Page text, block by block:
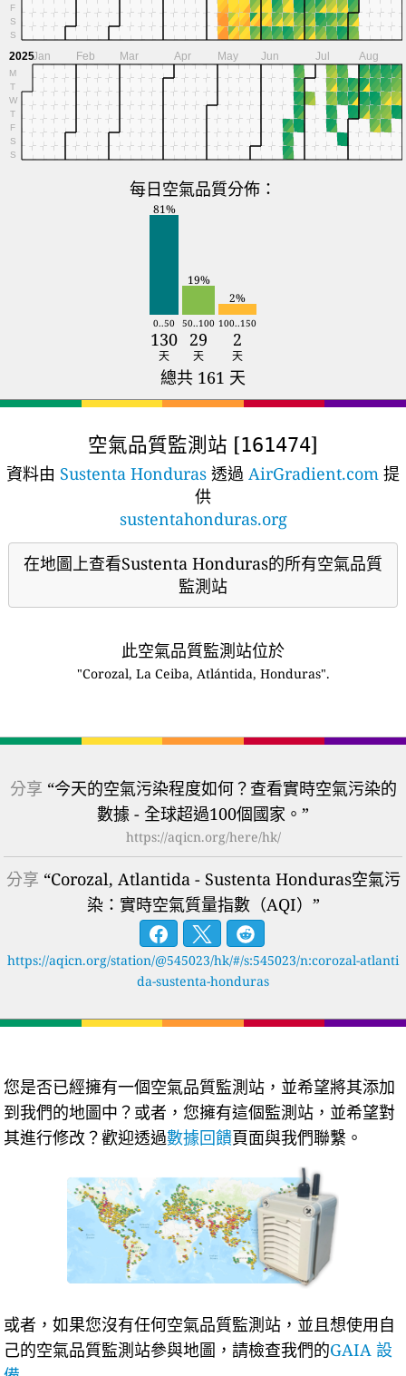
F
S
S
2025
M
T
W
T
F
S
S
Jan Feb Mar Apr May Jun Jul Aug
每日空氣品質分佈：
81%
19%
2%
0..50 50..100 100..150
130 29 2
天 天 天
總共 161 天
空氣品質監測站 [161474]
資料由 Sustenta Honduras 透過 AirGradient.com 提
供
sustentahonduras.org
在地圖上查看Sustenta Honduras的所有空氣品質
監測站
此空氣品質監測站位於
"Corozal, La Ceiba, Atlántida, Honduras".
分享 “今天的空氣污染程度如何？查看實時空氣污染的
數據 - 全球超過100個國家。”
https://aqicn.org/here/hk/
分享 “Corozal, Atlantida - Sustenta Honduras空氣污
染：實時空氣質量指數（AQI）”
https://aqicn.org/station/@545023/hk/#/s:545023/n:corozal-atlanti
da-sustenta-honduras
您是否已經擁有一個空氣品質監測站，並希望將其添加
到我們的地圖中？或者，您擁有這個監測站，並希望對
其進行修改？歡迎透過數據回饋頁面與我們聯繫。
或者，如果您沒有任何空氣品質監測站，並且想使用自
己的空氣品質監測站參與地圖，請檢查我們的GAIA 設